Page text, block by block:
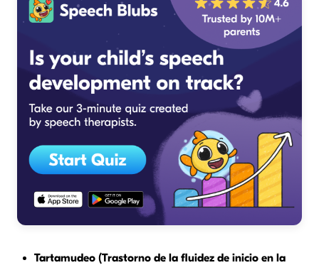
Tartamudeo (Trastorno de la fluidez de inicio en la